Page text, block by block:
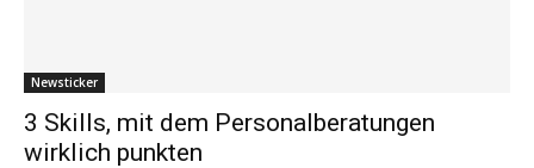
Newsticker
3 Skills, mit dem Personalberatungen
wirklich punkten